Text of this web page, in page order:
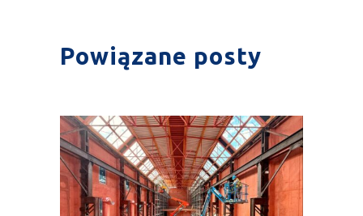
Powiązane posty